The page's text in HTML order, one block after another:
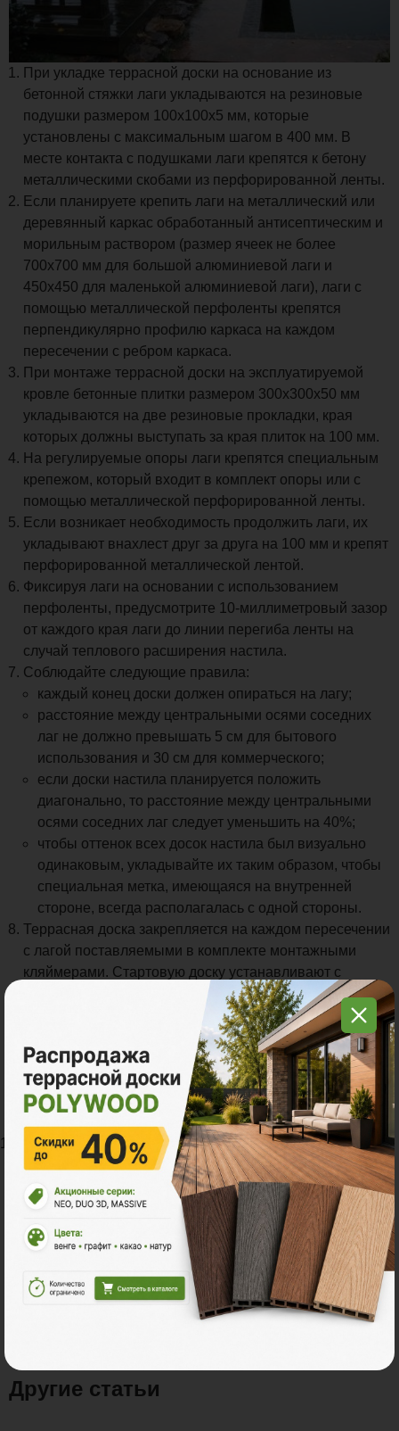
При укладке террасной доски на основание из
бетонной стяжки лаги укладываются на резиновые
подушки размером 100х100х5 мм, которые
установлены с максимальным шагом в 400 мм. В
месте контакта с подушками лаги крепятся к бетону
металлическими скобами из перфорированной ленты.
Если планируете крепить лаги на металлический или
деревянный каркас обработанный антисептическим и
морильным раствором (размер ячеек не более
700х700 мм для большой алюминиевой лаги и
450х450 для маленькой алюминиевой лаги), лаги с
помощью металлической перфоленты крепятся
перпендикулярно профилю каркаса на каждом
пересечении с ребром каркаса.
При монтаже террасной доски на эксплуатируемой
кровле бетонные плитки размером 300х300х50 мм
укладываются на две резиновые прокладки, края
которых должны выступать за края плиток на 100 мм.
На регулируемые опоры лаги крепятся специальным
крепежом, который входит в комплект опоры или с
помощью металлической перфорированной ленты.
Если возникает необходимость продолжить лаги, их
укладывают внахлест друг за друга на 100 мм и крепят
перфорированной металлической лентой.
Фиксируя лаги на основании с использованием
перфоленты, предусмотрите 10-миллиметровый зазор
от каждого края лаги до линии перегиба ленты на
случай теплового расширения настила.
Соблюдайте следующие правила:
каждый конец доски должен опираться на лагу;
расстояние между центральными осями соседних
лаг не должно превышать 5 см для бытового
использования и 30 см для коммерческого;
если доски настила планируется положить
диагонально, то расстояние между центральными
осями соседних лаг следует уменьшить на 40%;
чтобы оттенок всех досок настила был визуально
одинаковым, укладывайте их таким образом, чтобы
специальная метка, имеющаяся на внутренней
стороне, всегда располагалась с одной стороны.
Террасная доска закрепляется на каждом пересечении
с лагой поставляемыми в комплекте монтажными
кляймерами. Стартовую доску устанавливают с
помощью стартового кляймера или F-профиля,
финишную – с помощью финишного кляймера или F-
профиля, который крепят шурупом к лаге на
расстоянии 5 мм от торца лаги. Не прилагайте
излишних усилий при закручивании шурупов.
После того, как покрытие настила собрано, торцы
досок по периметру выравнивают дисковой пилой.
Для придания конструкции красивого завершенного
вида по периметру настила устанавливают финишный
F-профиль с соблюдением требований к
компенсационным зазорам.
Заказать профессиональный монтаж в компании
«Поливуд» можно, воспользовавшись функцией
«Заказать услугу».
Другие статьи